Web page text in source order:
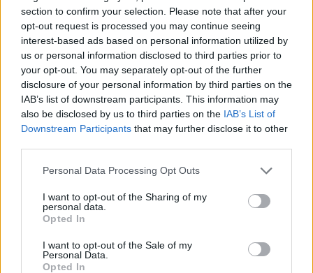
section to confirm your selection. Please note that after your
opt-out request is processed you may continue seeing
interest-based ads based on personal information utilized by
us or personal information disclosed to third parties prior to
your opt-out. You may separately opt-out of the further
disclosure of your personal information by third parties on the
IAB’s list of downstream participants. This information may
also be disclosed by us to third parties on the IAB’s List of
Downstream Participants that may further disclose it to other
Personal Data Processing Opt Outs
I want to opt-out of the Sharing of my
personal data.
Opted In
I want to opt-out of the Sale of my
Personal Data.
Opted In
Θέσεις εργασίας
Όλες οι Θέσεις Εργασίας